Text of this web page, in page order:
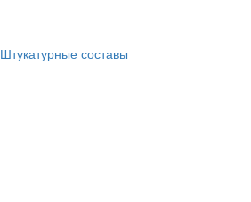
Штукатурные составы